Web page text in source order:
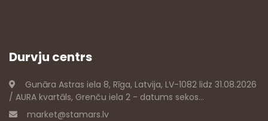
Durvju centrs
Gunāra Astras iela 8, Rīga, Latvija, LV-1082 lidz 31.08.2026
/ AURA kvartāls, Grenču iela 2 - datums sekos...
market@stamars.lv